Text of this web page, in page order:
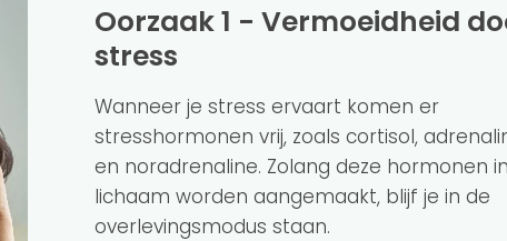
Oorzaak 1 - Vermoeidheid door
stress
Wanneer je stress ervaart komen er
stresshormonen vrij, zoals cortisol,
en noradrenaline. Zolang deze hormonen
lichaam worden aangemaakt, blijf je in de
overlevingsmodus staan.